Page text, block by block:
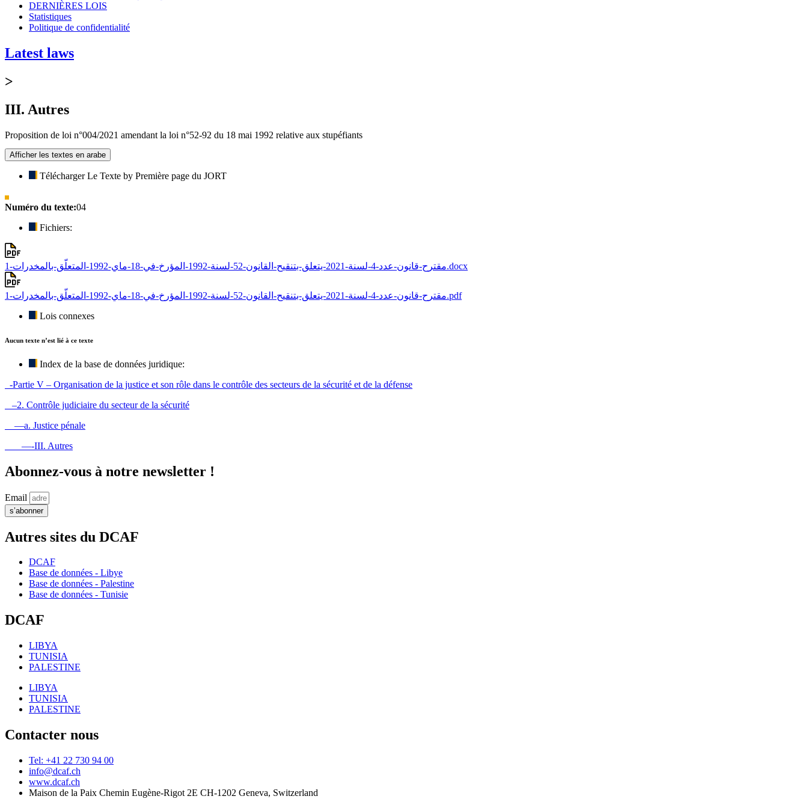
DERNIÈRES LOIS
Statistiques
Politique de confidentialité
Latest laws
>
III. Autres
Proposition de loi n°004/2021 amendant la loi n°52-92 du 18 mai 1992 relative aux stupéfiants
Afficher les textes en arabe
Télécharger Le Texte by Première page du JORT
Numéro du texte:04
Fichiers:
مقترح-قانون-عدد-4-لسنة-2021-يتعلق-بتنقيح-القانون-52-لسنة-1992-المؤرخ-في-18-ماي-1992-المتعلّق-بالمخدرات-1.docx
مقترح-قانون-عدد-4-لسنة-2021-يتعلق-بتنقيح-القانون-52-لسنة-1992-المؤرخ-في-18-ماي-1992-المتعلّق-بالمخدرات-1.pdf
Lois connexes
Aucun texte n’est lié à ce texte
Index de la base de données juridique:
-Partie V – Organisation de la justice et son rôle dans le contrôle des secteurs de la sécurité et de la défense
–2. Contrôle judiciaire du secteur de la sécurité
—a. Justice pénale
—-III. Autres
Abonnez-vous à notre newsletter !
Email
s’abonner
Autres sites du DCAF
DCAF
Base de données - Libye
Base de données - Palestine
Base de données - Tunisie
DCAF
LIBYA
TUNISIA
PALESTINE
LIBYA
TUNISIA
PALESTINE
Contacter nous
Tel: +41 22 730 94 00
info@dcaf.ch
www.dcaf.ch
Maison de la Paix Chemin Eugène-Rigot 2E CH-1202 Geneva, Switzerland